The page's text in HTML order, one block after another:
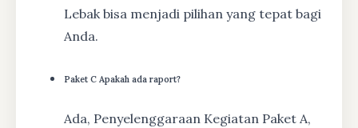
Lebak bisa menjadi pilihan yang tepat bagi
Anda.
Paket C Apakah ada raport?
Ada, Penyelenggaraan Kegiatan Paket A,